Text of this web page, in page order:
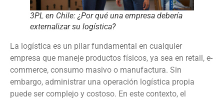
3PL en Chile: ¿Por qué una empresa debería
externalizar su logística?
La logística es un pilar fundamental en cualquier
empresa que maneje productos físicos, ya sea en retail, e-
commerce, consumo masivo o manufactura. Sin
embargo, administrar una operación logística propia
puede ser complejo y costoso. En este contexto, el